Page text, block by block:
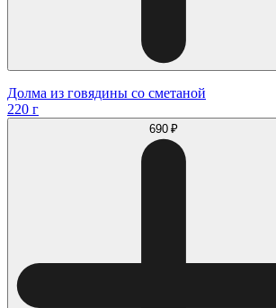
Долма из говядины со сметаной
220 г
690 ₽